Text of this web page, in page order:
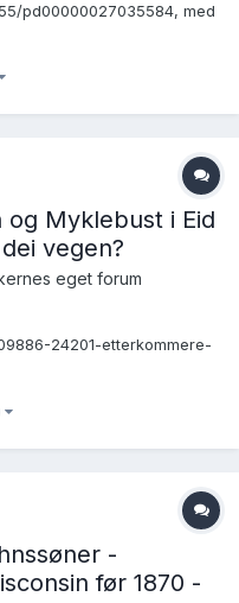
pd00000027035584, med
person/pf01052305000
Ifølge FaG
og Myklebust i Eid
vegen?
eget forum
24201-etterkommere-
navn var Ole Martines
Far ettern. Haugen. Her
-
før 1870 -